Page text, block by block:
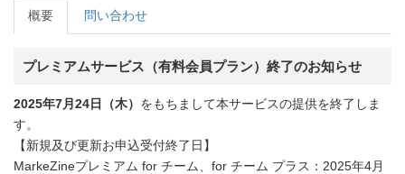
概要 問い合わせ
プレミアムサービス（有料会員プラン）終了のお知らせ
2025年7月24日（木） をもちまして本サービスの提供を終了しま
す。
【新規及び更新お申込受付終了日】
MarkeZineプレミアム for チーム、for チーム プラス：2025年4月